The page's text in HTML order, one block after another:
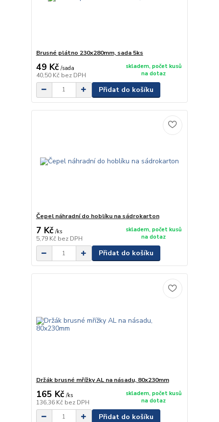
Brusné plátno 230x280mm, sada 5ks
49 Kč /sada
40,50 Kč bez DPH
skladem, počet kusů
na dotaz
Přidat do košíku
Čepel náhradní do hoblíku na sádrokarton
7 Kč /ks
5,79 Kč bez DPH
skladem, počet kusů
na dotaz
Přidat do košíku
Držák brusné mřížky AL na násadu, 80x230mm
165 Kč /ks
136,36 Kč bez DPH
skladem, počet kusů
na dotaz
Přidat do košíku